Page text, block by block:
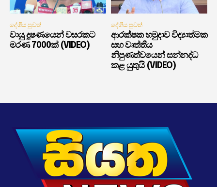
දේශීය පුවත්
වායු දූෂණයෙන් වසරකට
මරණ 7000ක් (VIDEO)
දේශීය පුවත්
ආරක්ෂක හමුදාව විද්‍යාත්මක
සහ වෘත්තීය
නිපුණත්වයෙන් සන්නද්ධ
කළ යුතුයි (VIDEO)